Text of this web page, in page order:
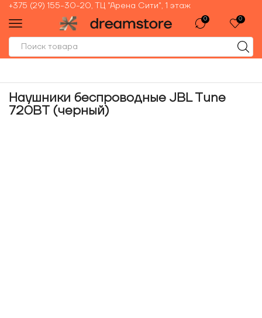
+375 (29) 155-30-20, ТЦ "Арена Сити", 1 этаж
0 0
Наушники беспроводные JBL Tune
720BT (черный)